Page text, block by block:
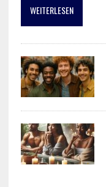
WEITERLESEN